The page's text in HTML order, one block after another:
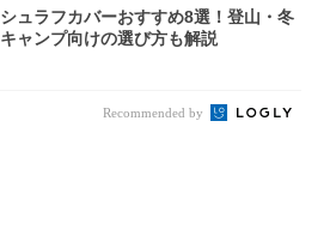
シュラフカバーおすすめ8選！登山・冬
キャンプ向けの選び方も解説
Recommended by